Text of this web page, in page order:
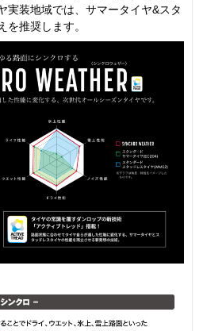
実装地域では、サマータイヤ&スタ
を推奨します。